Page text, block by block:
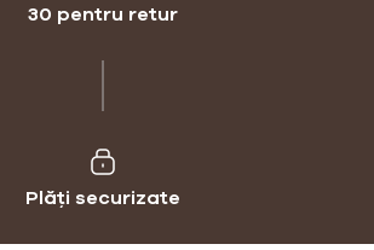
30 pentru retur
Plăți securizate